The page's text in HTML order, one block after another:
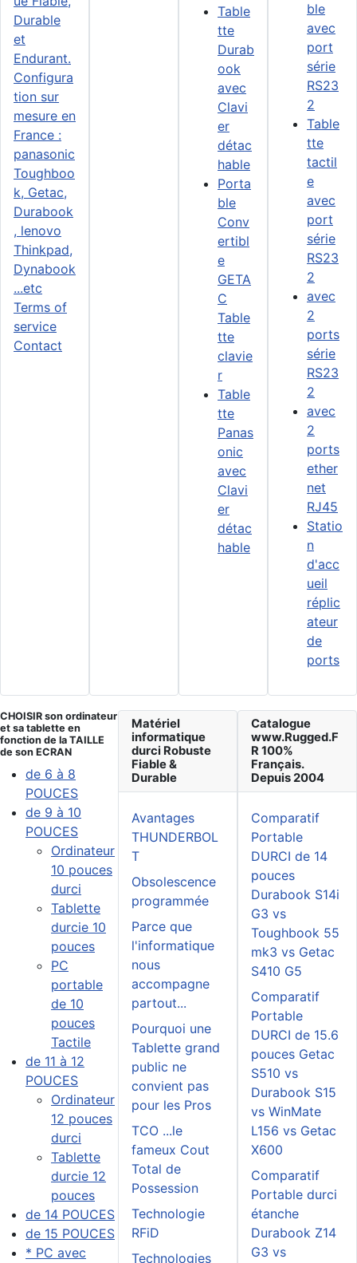
Terms of
service
Contact
Table
tte
Durab
ook
avec
Clavi
er
détac
hable
Porta
ble
Conv
ertibl
e
GETA
C
Table
tte
clavie
r
Table
tte
Panas
onic
avec
Clavi
er
détac
hable
ble
avec
port
série
RS23
2
Table
tte
tactil
e
avec
port
série
RS23
2
avec
2
ports
série
RS23
2
avec
2
ports
ether
net
RJ45
Statio
n
d'acc
ueil
réplic
ateur
de
ports
CHOISIR son ordinateur
et sa tablette en
fonction de la TAILLE
de son ECRAN
de 6 à 8
POUCES
de 9 à 10
POUCES
Ordinateur
10 pouces
durci
Tablette
durcie 10
pouces
PC
portable
de 10
pouces
Tactile
de 11 à 12
POUCES
Ordinateur
12 pouces
durci
Tablette
durcie 12
pouces
de 14 POUCES
de 15 POUCES
* PC avec
Matériel
informatique
durci Robuste
Fiable &
Durable
Avantages
THUNDERBOL
T
Obsolescence
programmée
Parce que
l'informatique
nous
accompagne
partout...
Pourquoi une
Tablette grand
public ne
convient pas
pour les Pros
TCO ...le
fameux Cout
Total de
Possession
Technologie
RFiD
Technologies
Catalogue
www.Rugged.F
R 100%
Français.
Depuis 2004
Comparatif
Portable
DURCI de 14
pouces
Durabook S14i
G3 vs
Toughbook 55
mk3 vs Getac
S410 G5
Comparatif
Portable
DURCI de 15.6
pouces Getac
S510 vs
Durabook S15
vs WinMate
L156 vs Getac
X600
Comparatif
Portable durci
étanche
Durabook Z14
G3 vs